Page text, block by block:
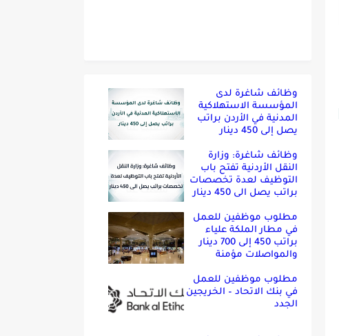
وظائف شاغرة لدى
المؤسسة الاستهلاكية
المدنية في الأردن براتب
يصل إلى 450 دينار
وظائف شاغرة: وزارة
النقل الأردنية تفتح باب
التوظيف لعدة تخصصات
براتب يصل الى 450 دينار
مطلوب موظفين للعمل
في مطار الملكة علياء
براتب 450 إلى 700 دينار
والمواصلات مؤمنة
مطلوب موظفين للعمل
في بنك الاتحاد – الخريجين
الجدد